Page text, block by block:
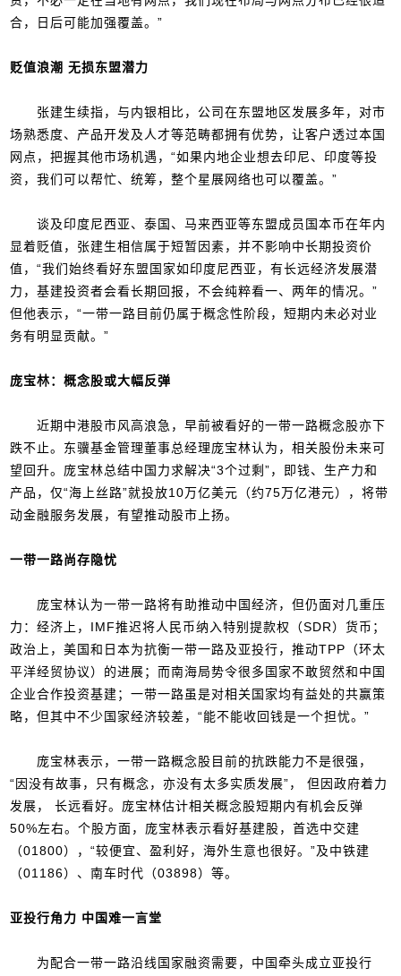
合，日后可能加强覆盖。”
贬值浪潮 无损东盟潜力
张建生续指，与内银相比，公司在东盟地区发展多年，对市
场熟悉度、产品开发及人才等范畴都拥有优势，让客户透过本国
网点，把握其他市场机遇，“如果内地企业想去印尼、印度等投
资，我们可以帮忙、统筹，整个星展网络也可以覆盖。”
谈及印度尼西亚、泰国、马来西亚等东盟成员国本币在年内
显着贬值，张建生相信属于短暂因素，并不影响中长期投资价
值，“我们始终看好东盟国家如印度尼西亚，有长远经济发展潜
力，基建投资者会看长期回报，不会纯粹看一、两年的情况。”
但他表示，“一带一路目前仍属于概念性阶段，短期内未必对业
务有明显贡献。”
庞宝林：概念股或大幅反弹
近期中港股市风高浪急，早前被看好的一带一路概念股亦下
跌不止。东骥基金管理董事总经理庞宝林认为，相关股份未来可
望回升。庞宝林总结中国力求解决“3个过剩”，即钱、生产力和
产品，仅“海上丝路”就投放10万亿美元（约75万亿港元），将带
动金融服务发展，有望推动股市上扬。
一带一路尚存隐忧
庞宝林认为一带一路将有助推动中国经济，但仍面对几重压
力：经济上，IMF推迟将人民币纳入特别提款权（SDR）货币；
政治上，美国和日本为抗衡一带一路及亚投行，推动TPP（环太
平洋经贸协议）的进展；而南海局势令很多国家不敢贸然和中国
企业合作投资基建；一带一路虽是对相关国家均有益处的共赢策
略，但其中不少国家经济较差，“能不能收回钱是一个担忧。”
庞宝林表示，一带一路概念股目前的抗跌能力不是很强，
“因没有故事，只有概念，亦没有太多实质发展”， 但因政府着力
发展， 长远看好。庞宝林估计相关概念股短期内有机会反弹
50%左右。个股方面，庞宝林表示看好基建股，首选中交建
（01800），“较便宜、盈利好，海外生意也很好。”及中铁建
（01186）、南车时代（03898）等。
亚投行角力 中国难一言堂
为配合一带一路沿线国家融资需要，中国牵头成立亚投行